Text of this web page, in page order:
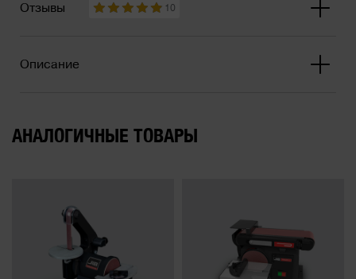
Отзывы 10
Описание
АНАЛОГИЧНЫЕ ТОВАРЫ